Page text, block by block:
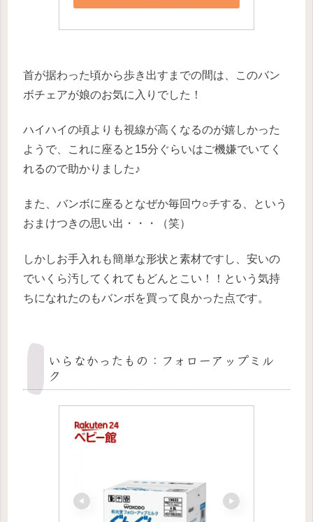
首が据わった頃から歩き出すまでの間は、このバン
ボチェアが娘のお気に入りでした！
ハイハイの頃よりも視線が高くなるのが嬉しかった
ようで、これに座ると15分ぐらいはご機嫌でいてく
れるので助かりました♪
また、バンボに座るとなぜか毎回ウ○チする、という
おまけつきの思い出・・・（笑）
しかしお手入れも簡単な形状と素材ですし、安いの
でいくら汚してくれてもどんとこい！！という気持
ちになれたのもバンボを買って良かった点です。
いらなかったもの：フォローアップミル
ク